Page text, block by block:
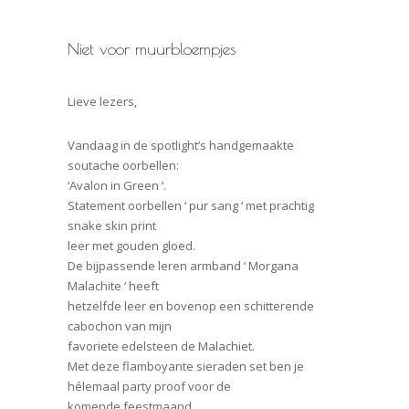
Niet voor muurbloempjes
Lieve lezers,
Vandaag in de spotlight’s handgemaakte
soutache oorbellen:
‘Avalon in Green ‘.
Statement oorbellen ‘ pur sang ‘ met prachtig
snake skin print
leer met gouden gloed.
De bijpassende leren armband ‘ Morgana
Malachite ‘ heeft
hetzelfde leer en bovenop een schitterende
cabochon van mijn
favoriete edelsteen de Malachiet.
Met deze flamboyante sieraden set ben je
hélemaal party proof voor de